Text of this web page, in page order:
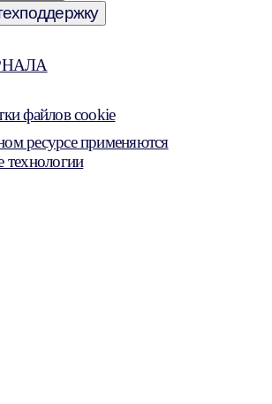
файлов cookie
ресурсе применяются
технологии